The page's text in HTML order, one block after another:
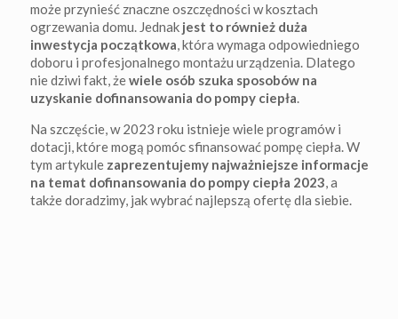
może przynieść znaczne oszczędności w kosztach
ogrzewania domu. Jednak jest to również duża
inwestycja początkowa, która wymaga odpowiedniego
doboru i profesjonalnego montażu urządzenia. Dlatego
nie dziwi fakt, żewiele osób szuka sposobów na
uzyskanie dofinansowania do pompy ciepła.
Na szczęście, w 2023 roku istnieje wiele programów i
dotacji, które mogą pomóc sfinansować pompę ciepła. W
tym artykule zaprezentujemy najważniejsze informacje
na temat dofinansowania do pompy ciepła 2023, a
także doradzimy, jak wybrać najlepszą ofertę dla siebie.